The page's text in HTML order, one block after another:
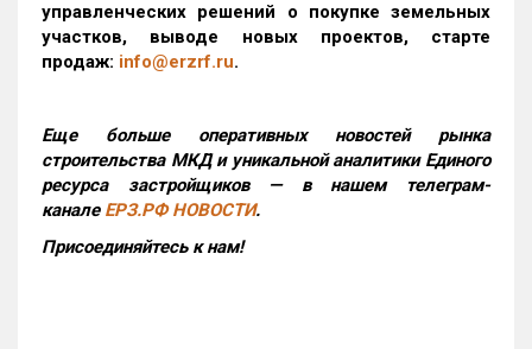
управленческих решений о покупке земельных
участков, выводе новых проектов, старте
продаж: info@erzrf.ru.
Еще больше оперативных новостей рынка
строительства МКД и уникальной аналитики Единого
ресурса застройщиков — в нашем телеграм-
канале ЕРЗ.РФ НОВОСТИ.
Присоединяйтесь к нам!